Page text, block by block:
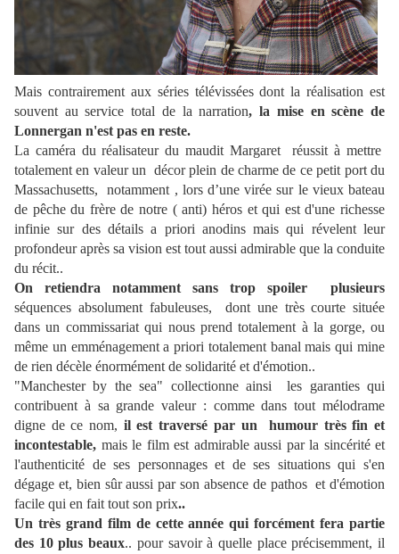
Mais contrairement aux séries télévissées dont la réalisation est
souvent au service total de la narration, la mise en scène de
Lonnergan n'est pas en reste.
La caméra du réalisateur du maudit Margaret réussit à mettre
totalement en valeur un décor plein de charme de ce petit portdu
Massachusetts,
notamment , lors d’une virée sur le vieux bateau
de pêche du frère de notre ( anti) héros et qui est d'une richesse
infinie sur des détails a priori anodins mais qui révelent leur
profondeur après sa vision est tout aussi admirable que la conduite
du récit..
On retiendra notamment sans trop spoiler plusieurs
séquences absolument fabuleuses, dont une très courte située
dans un commissariat qui nous prend totalement à la gorge, ou
même un emménagement a priori totalement banal mais qui mine
de rien décèle énormément de solidarité et d'émotion..
"Manchester by the sea" collectionne ainsi les garanties qui
contribuent à sa grande valeur : comme dans tout mélodrame
digne de ce nom, il est traversé par un humour très fin et
incontestable, mais le film est admirable aussi par la sincérité et
l'authenticité de ses personnages et de ses situations qui s'en
dégage et, bien sûr aussi par son absence de pathos et d'émotion
facile qui en fait tout son prix..
Un très grand film de cette année qui forcément fera partie
des 10 plus beaux.. pour savoir à quelle place précisemment, il